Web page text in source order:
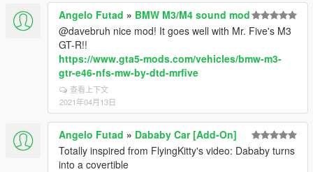
Angelo Futad » BMW M3/M4 sound mod
@davebruh nice mod! It goes well with Mr. Five's M3
GT-R!!
https://www.gta5-mods.com/vehicles/bmw-m3-
gtr-e46-nfs-mw-by-dtd-mrfive
查看上下文
2021年04月13日
Angelo Futad » Dababy Car [Add-On]
Totally inspired from FlyingKitty's video: Dababy turns
into a covertible